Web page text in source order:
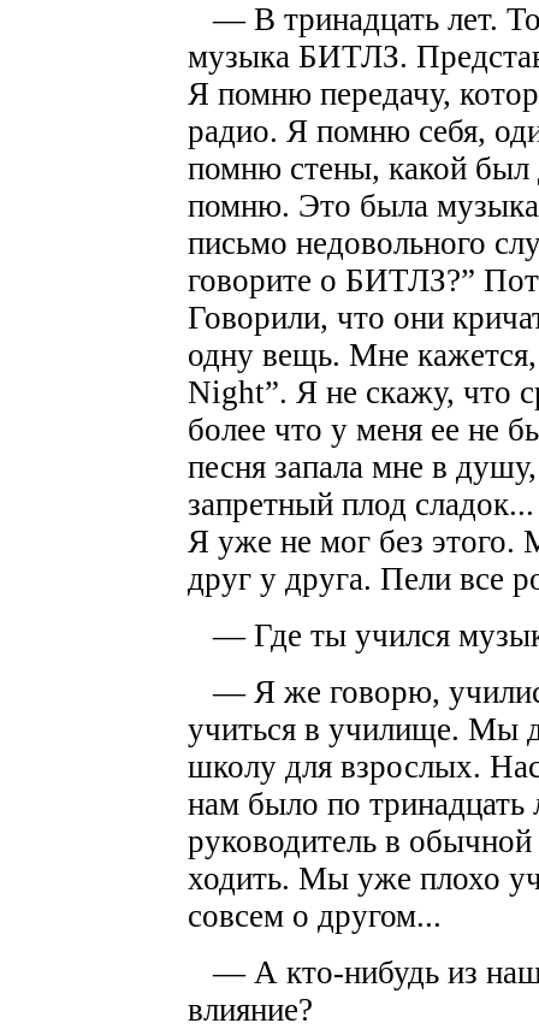
— В тринадцать лет.
музыка БИТЛЗ.
Я помню передачу,
радио. Я помню себя,
помню стены, какой был
помню. Это была
письмо недовольного
говорите о БИТЛЗ?”
Говорили, что они
одну вещь. Мне
Night”. Я не скажу, что
более что у меня ее не
песня запала мне в
запретный плод
Я уже не мог без
друг у друга. Пели все
— Где ты учился
— Я же говорю,
учиться в училище. Мы
школу для взрослых.
нам было по
руководитель в
ходить. Мы уже плохо
совсем о другом...
— А кто-нибудь из
влияние?